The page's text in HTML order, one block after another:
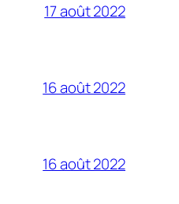
17 août 2022
16 août 2022
16 août 2022